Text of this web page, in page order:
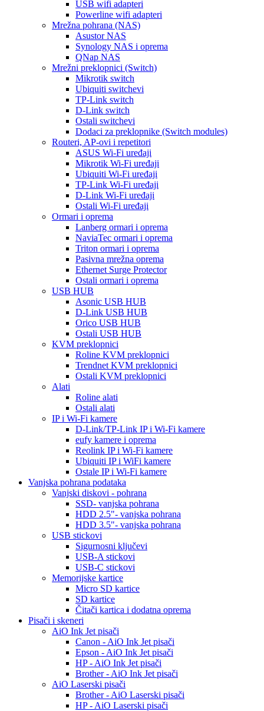
USB wifi adapteri
Powerline wifi adapteri
Mrežna pohrana (NAS)
Asustor NAS
Synology NAS i oprema
QNap NAS
Mrežni preklopnici (Switch)
Mikrotik switch
Ubiquiti switchevi
TP-Link switch
D-Link switch
Ostali switchevi
Dodaci za preklopnike (Switch modules)
Routeri, AP-ovi i repetitori
ASUS Wi-Fi uređaji
Mikrotik Wi-Fi uređaji
Ubiquiti Wi-Fi uređaji
TP-Link Wi-Fi uređaji
D-Link Wi-Fi uređaji
Ostali Wi-Fi uređaji
Ormari i oprema
Lanberg ormari i oprema
NaviaTec ormari i oprema
Triton ormari i oprema
Pasivna mrežna oprema
Ethernet Surge Protector
Ostali ormari i oprema
USB HUB
Asonic USB HUB
D-Link USB HUB
Orico USB HUB
Ostali USB HUB
KVM preklopnici
Roline KVM preklopnici
Trendnet KVM preklopnici
Ostali KVM preklopnici
Alati
Roline alati
Ostali alati
IP i Wi-Fi kamere
D-Link/TP-Link IP i Wi-Fi kamere
eufy kamere i oprema
Reolink IP i Wi-Fi kamere
Ubiquiti IP i WiFi kamere
Ostale IP i Wi-Fi kamere
Vanjska pohrana podataka
Vanjski diskovi - pohrana
SSD- vanjska pohrana
HDD 2.5"- vanjska pohrana
HDD 3.5"- vanjska pohrana
USB stickovi
Sigurnosni ključevi
USB-A stickovi
USB-C stickovi
Memorijske kartice
Micro SD kartice
SD kartice
Čitači kartica i dodatna oprema
Pisači i skeneri
AiO Ink Jet pisači
Canon - AiO Ink Jet pisači
Epson - AiO Ink Jet pisači
HP - AiO Ink Jet pisači
Brother - AiO Ink Jet pisači
AiO Laserski pisači
Brother - AiO Laserski pisači
HP - AiO Laserski pisači